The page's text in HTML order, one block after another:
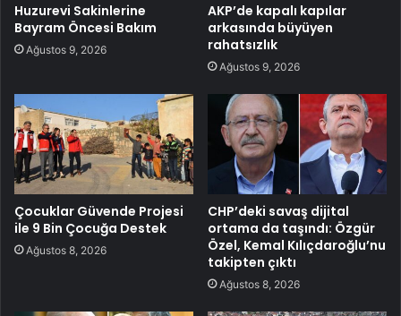
Huzurevi Sakinlerine
Bayram Öncesi Bakım
Ağustos 9, 2026
AKP’de kapalı kapılar
arkasında büyüyen
rahatsızlık
Ağustos 9, 2026
Çocuklar Güvende Projesi
ile 9 Bin Çocuğa Destek
Ağustos 8, 2026
CHP’deki savaş dijital
ortama da taşındı: Özgür
Özel, Kemal Kılıçdaroğlu’nu
takipten çıktı
Ağustos 8, 2026